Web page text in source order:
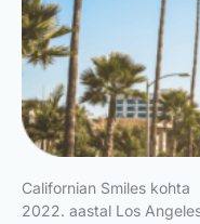
Californian Smiles kohta
2022. aastal Los